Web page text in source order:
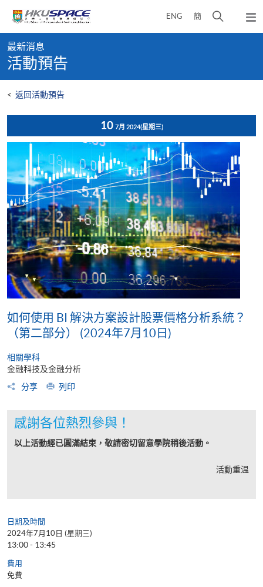
content
ENG 簡
開
彈
出
content
start
最新消息
活動預告
< 返回活動預告
10 7月 2024(星期三)
如何使用 BI 解決方案設計股票價格分析系統？
（第二部分） (2024年7月10日)
相關學科
金融科技及金融分析
分享
列印
感謝各位熱烈參與！
以上活動經已圓滿結束，敬請密切留意學院稍後活動。
活動重温
日期及時間
2024年7月10日 (星期三)
13:00 - 13:45
費用
免費